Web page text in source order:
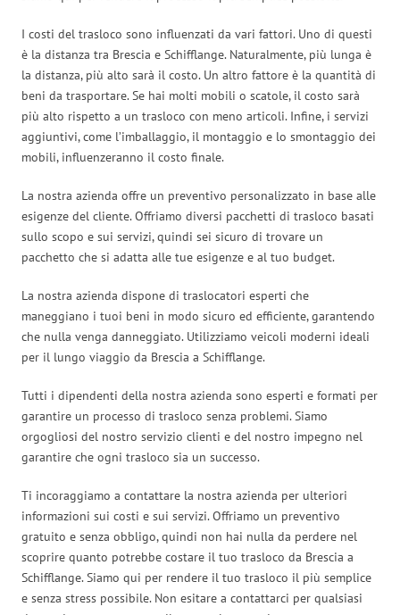
I costi del trasloco sono influenzati da vari fattori. Uno di questi
è la distanza tra Brescia e Schifflange. Naturalmente, più lunga è
la distanza, più alto sarà il costo. Un altro fattore è la quantità di
beni da trasportare. Se hai molti mobili o scatole, il costo sarà
più alto rispetto a un trasloco con meno articoli. Infine, i servizi
aggiuntivi, come l’imballaggio, il montaggio e lo smontaggio dei
mobili, influenzeranno il costo finale.
La nostra azienda offre un preventivo personalizzato in base alle
esigenze del cliente. Offriamo diversi pacchetti di trasloco basati
sullo scopo e sui servizi, quindi sei sicuro di trovare un
pacchetto che si adatta alle tue esigenze e al tuo budget.
La nostra azienda dispone di traslocatori esperti che
maneggiano i tuoi beni in modo sicuro ed efficiente, garantendo
che nulla venga danneggiato. Utilizziamo veicoli moderni ideali
per il lungo viaggio da Brescia a Schifflange.
Tutti i dipendenti della nostra azienda sono esperti e formati per
garantire un processo di trasloco senza problemi. Siamo
orgogliosi del nostro servizio clienti e del nostro impegno nel
garantire che ogni trasloco sia un successo.
Ti incoraggiamo a contattare la nostra azienda per ulteriori
informazioni sui costi e sui servizi. Offriamo un preventivo
gratuito e senza obbligo, quindi non hai nulla da perdere nel
scoprire quanto potrebbe costare il tuo trasloco da Brescia a
Schifflange. Siamo qui per rendere il tuo trasloco il più semplice
e senza stress possibile. Non esitare a contattarci per qualsiasi